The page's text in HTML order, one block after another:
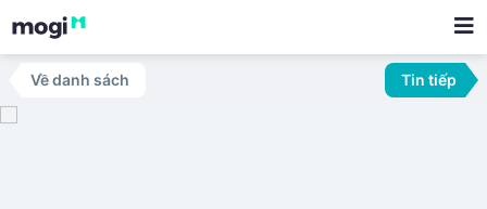
Về danh sách Tin tiếp